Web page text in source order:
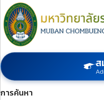
ส
การค้นหา